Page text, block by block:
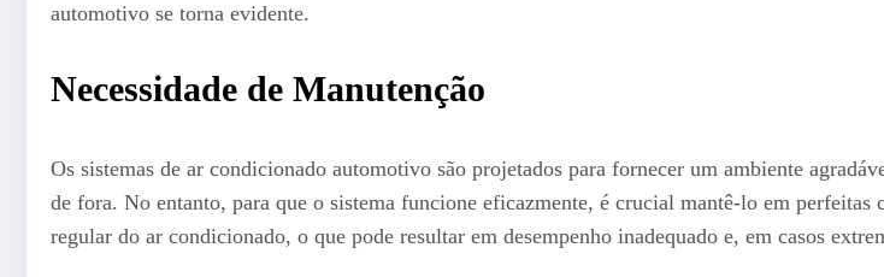
automotivo se torna evidente.
Necessidade de Manutenção
Os sistemas de ar condicionado automotivo são projetados para fornecer um ambiente
de fora. No entanto, para que o sistema funcione eficazmente, é crucial mantê-lo em
regular do ar condicionado, o que pode resultar em desempenho inadequado e, em casos